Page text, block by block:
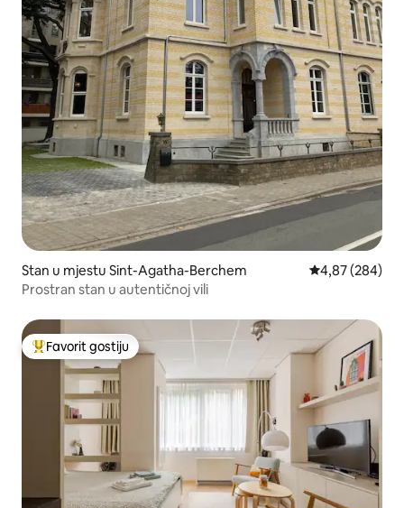
Stan u mjestu Sint-Agatha-Berchem Prosječna
4,87 (284)
Prostran stan u autentičnoj vili
Glavni favorit gostiju
Favorit gostiju